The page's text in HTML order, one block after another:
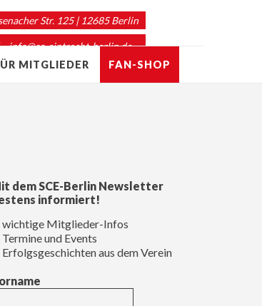
Str. 125 | 12685 Berlin
info@sc-eintracht-berlin.de
MITGLIEDER FAN-SHOP
dem SCE-Berlin Newsletter
informiert!
Mitglieder-Infos
und Events
aus dem Verein